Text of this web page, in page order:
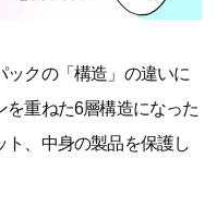
クの「構造」の違いに
を重ねた6層構造になった
、中身の製品を保護し